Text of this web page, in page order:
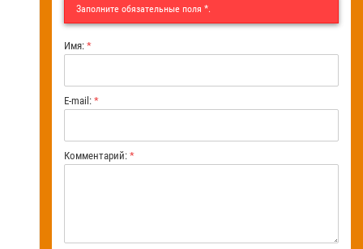
Заполните обязательные поля *.
Имя: *
E-mail: *
Комментарий: *